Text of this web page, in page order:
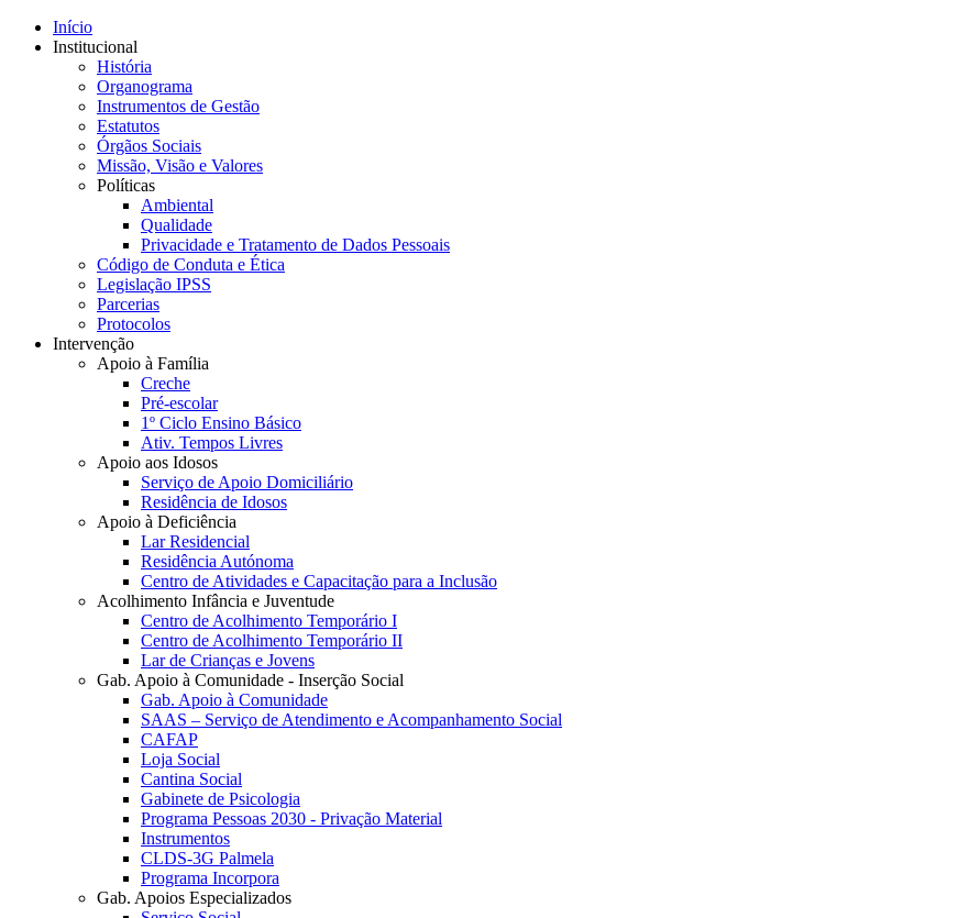
Início
Institucional
História
Organograma
Instrumentos de Gestão
Estatutos
Órgãos Sociais
Missão, Visão e Valores
Políticas
Ambiental
Qualidade
Privacidade e Tratamento de Dados Pessoais
Código de Conduta e Ética
Legislação IPSS
Parcerias
Protocolos
Intervenção
Apoio à Família
Creche
Pré-escolar
1º Ciclo Ensino Básico
Ativ. Tempos Livres
Apoio aos Idosos
Serviço de Apoio Domiciliário
Residência de Idosos
Apoio à Deficiência
Lar Residencial
Residência Autónoma
Centro de Atividades e Capacitação para a Inclusão
Acolhimento Infância e Juventude
Centro de Acolhimento Temporário I
Centro de Acolhimento Temporário II
Lar de Crianças e Jovens
Gab. Apoio à Comunidade - Inserção Social
Gab. Apoio à Comunidade
SAAS – Serviço de Atendimento e Acompanhamento Social
CAFAP
Loja Social
Cantina Social
Gabinete de Psicologia
Programa Pessoas 2030 - Privação Material
Instrumentos
CLDS-3G Palmela
Programa Incorpora
Gab. Apoios Especializados